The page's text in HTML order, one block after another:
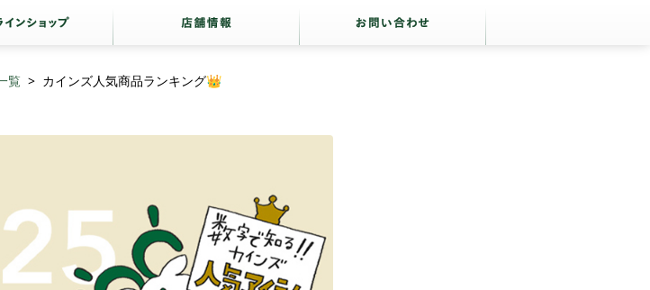
覧 カインズ人気商品ランキング👑